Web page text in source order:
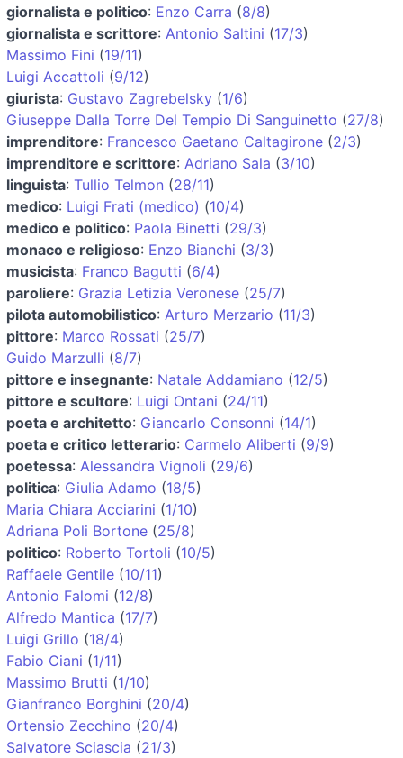
giornalista e politico: Enzo Carra (8/8)
giornalista e scrittore: Antonio Saltini (17/3)
Massimo Fini (19/11)
Luigi Accattoli (9/12)
giurista: Gustavo Zagrebelsky (1/6)
Giuseppe Dalla Torre Del Tempio Di Sanguinetto (27/8)
imprenditore: Francesco Gaetano Caltagirone (2/3)
imprenditore e scrittore: Adriano Sala (3/10)
linguista: Tullio Telmon (28/11)
medico: Luigi Frati (medico) (10/4)
medico e politico: Paola Binetti (29/3)
monaco e religioso: Enzo Bianchi (3/3)
musicista: Franco Bagutti (6/4)
paroliere: Grazia Letizia Veronese (25/7)
pilota automobilistico: Arturo Merzario (11/3)
pittore: Marco Rossati (25/7)
Guido Marzulli (8/7)
pittore e insegnante: Natale Addamiano (12/5)
pittore e scultore: Luigi Ontani (24/11)
poeta e architetto: Giancarlo Consonni (14/1)
poeta e critico letterario: Carmelo Aliberti (9/9)
poetessa: Alessandra Vignoli (29/6)
politica: Giulia Adamo (18/5)
Maria Chiara Acciarini (1/10)
Adriana Poli Bortone (25/8)
politico: Roberto Tortoli (10/5)
Raffaele Gentile (10/11)
Antonio Falomi (12/8)
Alfredo Mantica (17/7)
Luigi Grillo (18/4)
Fabio Ciani (1/11)
Massimo Brutti (1/10)
Gianfranco Borghini (20/4)
Ortensio Zecchino (20/4)
Salvatore Sciascia (21/3)